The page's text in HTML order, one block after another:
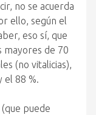
no se acuerda
ello, según el
eso sí, que
mayores de 70
(no vitalicias),
el 88 %.
puede